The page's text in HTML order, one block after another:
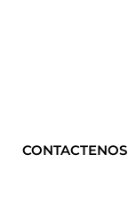
CONTACTENOS